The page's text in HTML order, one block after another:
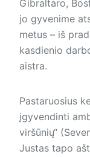
Gibraltaro,
jo gyvenime
metus – iš
kasdienio
aistra.
Pastaruosius
įgyvendinti
viršūnių“
Justas tapo